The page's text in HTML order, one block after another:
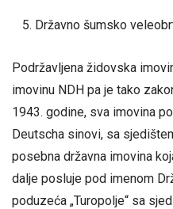
Državno šumsko
Podržavljena židovska
imovinu NDH pa je tako
1943. godine, sva imovina
Deutscha sinovi, sa
posebna državna imovina
dalje posluje pod imenom
poduzeća „Turopolje“ sa